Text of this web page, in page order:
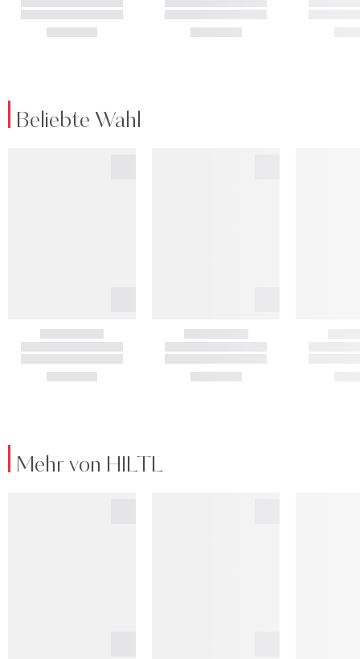
Beliebte Wahl
Mehr von HILTL